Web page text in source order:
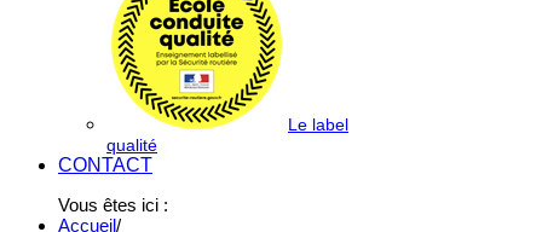
Le label
qualité
CONTACT
Vous êtes ici :
Accueil/